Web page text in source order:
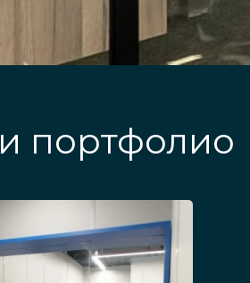
портфолио